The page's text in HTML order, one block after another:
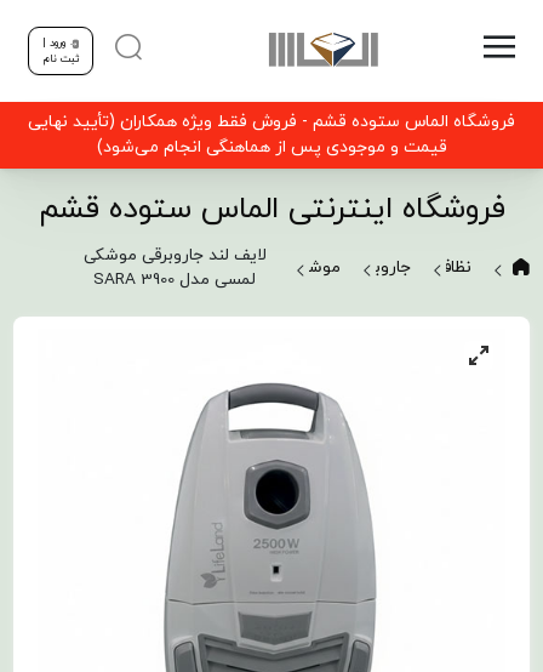
ورود |
ثبت نام
فروشگاه الماس ستوده قشم - فروش فقط ویژه همکاران (تأیید نهایی
قیمت و موجودی پس از هماهنگی انجام می‌شود)
فروشگاه اینترنتی الماس ستوده قشم
نظافت جاروبرقی موشکی
لایف لند جاروبرقی موشکی
لمسی مدل SARA 3900